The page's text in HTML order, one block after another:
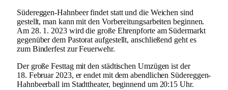
Südereggen-Hahnbeer findet statt und die Weichen sind
gestellt, man kann mit den Vorbereitungsarbeiten beginnen.
Am 28. 1. 2023 wird die große Ehrenpforte am Südermarkt
gegenüber dem Pastorat aufgestellt, anschließend geht es
zum Binderfest zur Feuerwehr.
Der große Festtag mit den städtischen Umzügen ist der
18. Februar 2023, er endet mit dem abendlichen Südereggen-
Hahnbeerball im Stadttheater, beginnend um 20:15 Uhr.